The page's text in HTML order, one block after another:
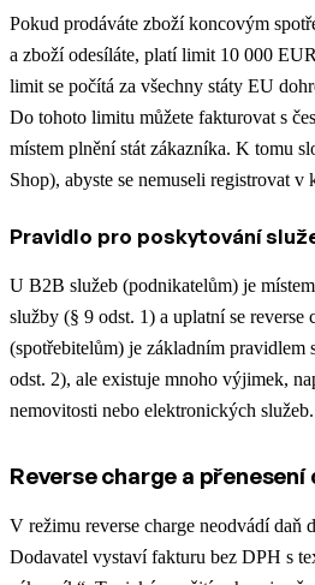
Pokud prodáváte zboží koncovým
a zboží odesíláte, platí limit 10 000
limit se počítá za všechny státy EU
Do tohoto limitu můžete fakturovat s
místem plnění stát zákazníka. K tomu
Shop), abyste se nemuseli registrovat v
Pravidlo pro poskytování
U B2B služeb (podnikatelům) je
služby (§ 9 odst. 1) a uplatní se reverse
(spotřebitelům) je základním pravidlem
odst. 2), ale existuje mnoho výjimek,
nemovitosti nebo elektronických služeb.
Reverse charge a
V režimu reverse charge neodvádí daň
Dodavatel vystaví fakturu bez DPH s